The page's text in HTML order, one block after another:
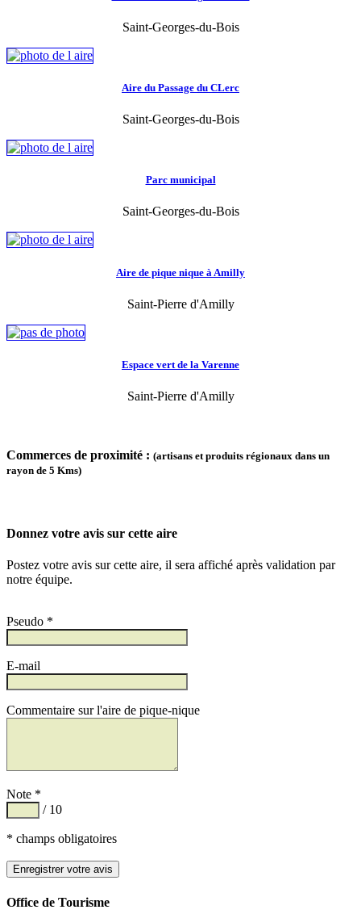
Saint-Georges-du-Bois
Aire du Passage du CLerc
Saint-Georges-du-Bois
Parc municipal
Saint-Georges-du-Bois
Aire de pique nique à Amilly
Saint-Pierre d'Amilly
Espace vert de la Varenne
Saint-Pierre d'Amilly
Commerces de proximité : (artisans et produits régionaux dans un
rayon de 5 Kms)
Donnez votre avis sur cette aire
Postez votre avis sur cette aire, il sera affiché après validation par
notre équipe.
Pseudo *
E-mail
Commentaire sur l'aire de pique-nique
Note *
/ 10
* champs obligatoires
Office de Tourisme